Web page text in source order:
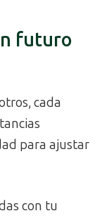
futuro
cada
para ajustar
con tu